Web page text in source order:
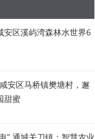
安区溪屿湾森林水世界6
安区马桥镇樊塘村，邂
甜蜜